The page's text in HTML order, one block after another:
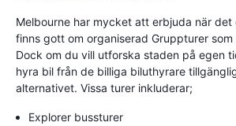
Melbourne har mycket att erbjuda när det
finns gott om organiserad Gruppturer
Dock om du vill utforska staden på egen
hyra bil från de billiga biluthyrare
alternativet. Vissa turer inkluderar;
Explorer bussturer